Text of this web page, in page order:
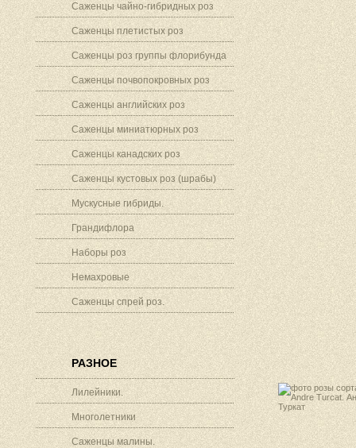
Саженцы чайно-гибридных роз
Саженцы плетистых роз
Саженцы роз группы флорибунда
Саженцы почвопокровных роз
Саженцы английских роз
Саженцы миниатюрных роз
Саженцы канадских роз
Саженцы кустовых роз (шрабы)
Мускусные гибриды.
Грандифлора
Наборы роз
Немахровые
Саженцы спрей роз.
РАЗНОЕ
Лилейники.
Многолетники
Саженцы малины.